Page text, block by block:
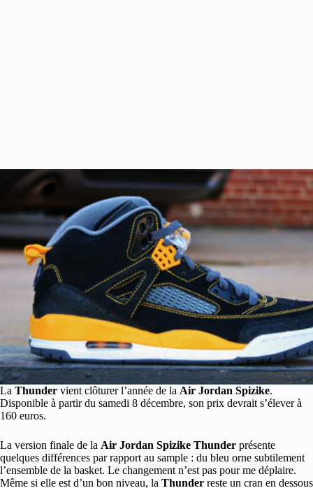
La Thunder vient clôturer l’année de la Air Jordan Spizike.
Disponible à partir du samedi 8 décembre, son prix devrait s’élever à
160 euros.
La version finale de la Air Jordan Spizike Thunder présente
quelques différences par rapport au sample : du bleu orne subtilement
l’ensemble de la basket. Le changement n’est pas pour me déplaire.
Même si elle est d’un bon niveau, la Thunder reste un cran en dessous